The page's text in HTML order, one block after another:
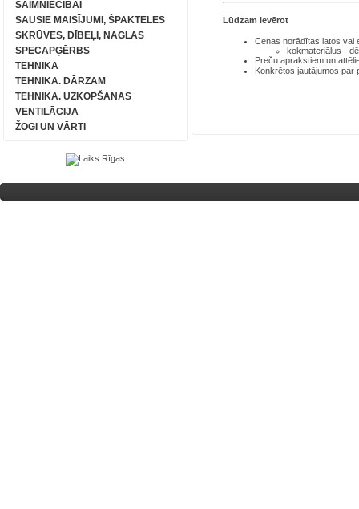
SAIMNIECĪBAI
SAUSIE MAISĪJUMI, ŠPAKTELES
SKRŪVES, DĪBEĻI, NAGLAS
SPECAPĢĒRBS
TEHNIKA
TEHNIKA. DĀRZAM
TEHNIKA. UZKOPŠANAS
VENTILĀCIJA
ŽOGI UN VĀRTI
Lūdzam ievērot
Cenas norādītas latos vai
kokmateriālus -
Preču aprakstiem un
Konkrētos jautājumos